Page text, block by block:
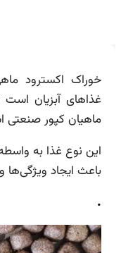
خوراک اکسترود
غذاهای آبزیان
ماهیان کپور صنعتی
این نوع غذا به
باعث ایجاد
.